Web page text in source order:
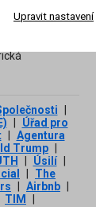
od
Úřad pro
Agentura
Trump
Úsilí
The
Airbnb
TIM
Upravit nastavení